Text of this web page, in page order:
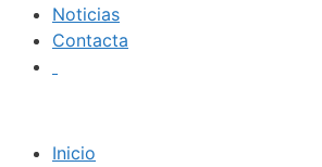
Noticias
Contacta
Inicio